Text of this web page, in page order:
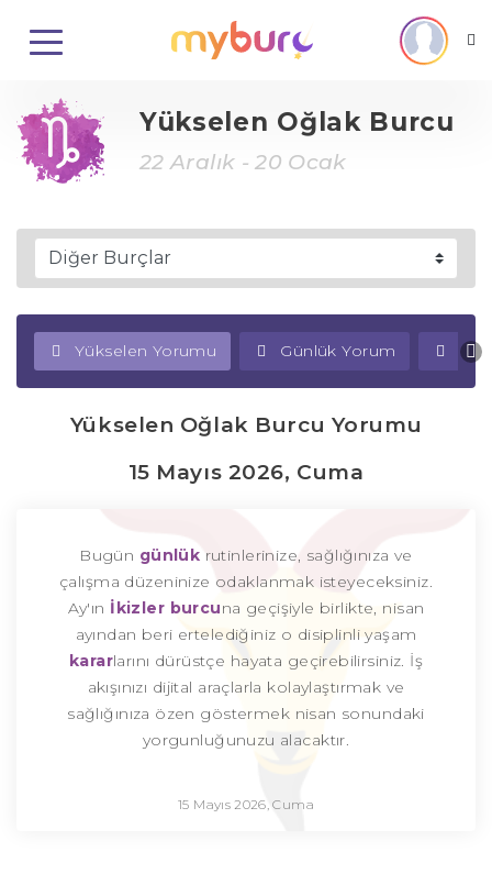
Yükselen Oğlak Burcu
22 Aralık - 20 Ocak
Yükselen Yorumu Günlük Yorum
Yükselen Oğlak Burcu Yorumu
15 Mayıs 2026, Cuma
Bugün günlük rutinlerinize, sağlığınıza ve
çalışma düzeninize odaklanmak isteyeceksiniz.
Ay'ın İkizler burcuna geçişiyle birlikte, nisan
ayından beri ertelediğiniz o disiplinli yaşam
kararlarını dürüstçe hayata geçirebilirsiniz. İş
akışınızı dijital araçlarla kolaylaştırmak ve
sağlığınıza özen göstermek nisan sonundaki
yorgunluğunuzu alacaktır.
15 Mayıs 2026, Cuma